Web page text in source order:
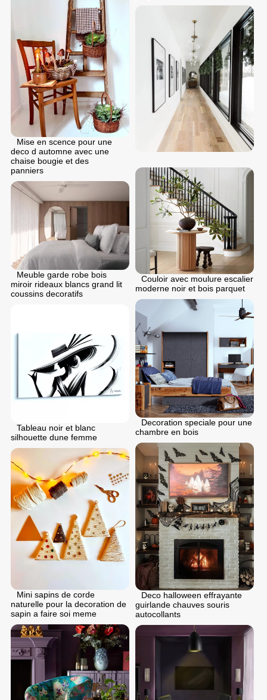
Mise en scence pour une
deco d automne avec une
chaise bougie et des
panniers
Couloir avec moulure escalier
moderne noir et bois parquet
Meuble garde robe bois
miroir rideaux blancs grand lit
coussins decoratifs
Decoration speciale pour une
chambre en bois
Tableau noir et blanc
silhouette dune femme
Deco halloween effrayante
guirlande chauves souris
autocollants
Mini sapins de corde
naturelle pour la decoration de
sapin a faire soi meme